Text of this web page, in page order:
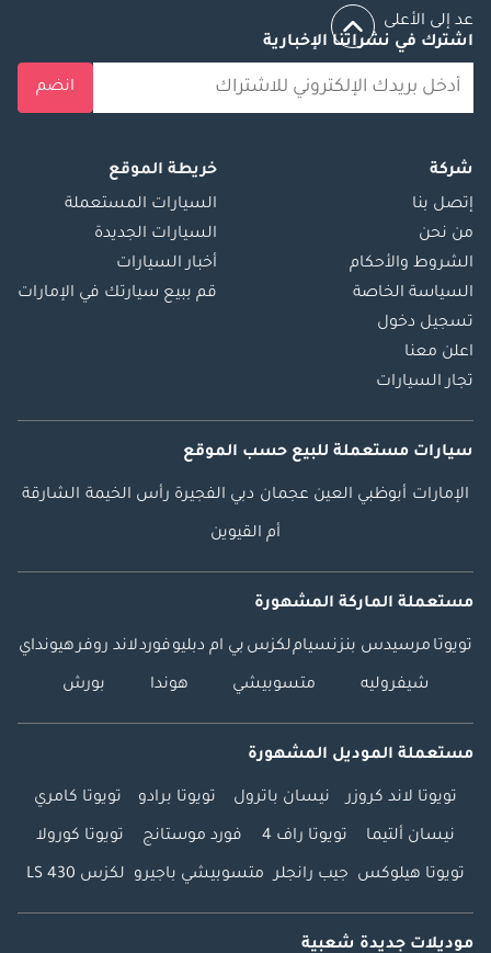
في المناخ 587 عرض
الشعار عبر المرآة
جلد مقلد / ستوكات
مقلد / ستوكات -
التحكم التلقائي في
الضوء العالي
بالإضافة إلى (IHC+)
670 نظام استخدام
حرارة المحرك
المبيعات للكود 475
طلب 70B سترة
772 تصميم AMG -
جانبية 776 أوسع
قوس العجلة لعجلات
لوحدة التحكم المركزية
لمعيار الراديو الرقمي
DAB 7B4 دول WIPPS
عد إلى الأعلى
اشترك في نشراتنا الإخبارية
انضم
شركة
إتصل بنا
من نحن
الشروط والأحكام
السياسة الخاصة
تسجيل دخول
اعلن معنا
تجار السيارات
خريطة الموقع
السيارات المستعملة
السيارات الجديدة
أخبار السيارات
قم ببيع سيارتك في الإمارات
سيارات مستعملة للبيع حسب الموقع
الإمارات أبوظبي العين عجمان دبي الفجيرة رأس الخيمة الشارقة
أم القيوين
مستعملة الماركة المشهورة
تويوتا مرسيدس بنزنسياملكزس بي ام دبليوفوردلاند روفرهيونداي
شيفروليه متسوبيشي هوندا بورش
مستعملة الموديل المشهورة
تويوتا لاند كروزر نيسان باترول تويوتا برادو تويوتا كامري
نيسان ألتيما تويوتا راف 4 فورد موستانج تويوتا كورولا
تويوتا هيلوكس جيب رانجلر متسوبيشي باجيرو لكزس LS 430
موديلات جديدة شعبية